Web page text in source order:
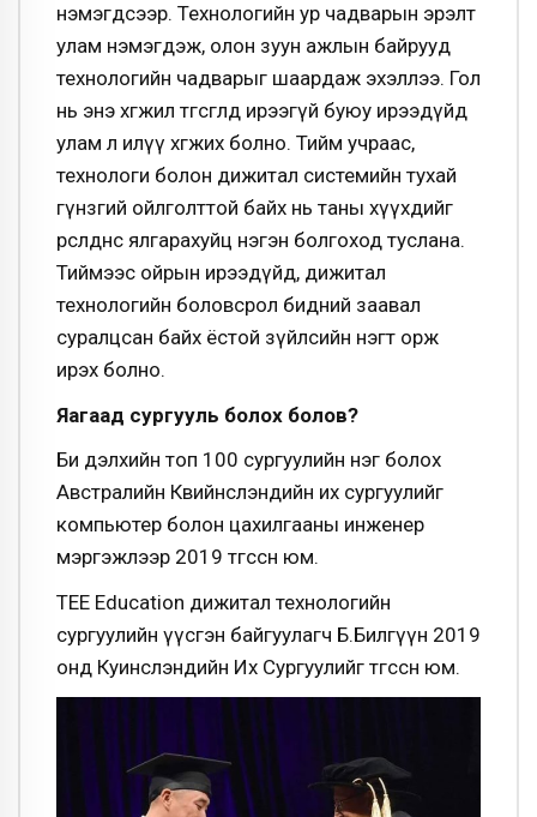
нэмэгдсээр. Технологийн ур чадварын эрэлт
улам нэмэгдэж, олон зуун ажлын байрууд
технологийн чадварыг шаардаж эхэллээ. Гол
нь энэ хөгжил төгсгөлдөө ирээгүй буюу ирээдүйд
улам л илүү хөгжих болно. Тийм учраас,
технологи болон дижитал системийн тухай
гүнзгий ойлголттой байх нь таны хүүхдийг
өрсөлдөөнөөс ялгарахуйц нэгэн болгоход туслана.
Тиймээс ойрын ирээдүйд, дижитал
технологийн боловсрол бидний заавал
суралцсан байх ёстой зүйлсийн нэгт орж
ирэх болно.
Яагаад сургууль болох болов?
Би дэлхийн топ 100 сургуулийн нэг болох
Австралийн Квийнслэндийн их сургуулийг
компьютер болон цахилгааны инженер
мэргэжлээр 2019 төгссөн юм.
TEE Education дижитал технологийн
сургуулийн үүсгэн байгуулагч Б.Билгүүн 2019
онд Куинслэндийн Их Сургуулийг төгссөн юм.